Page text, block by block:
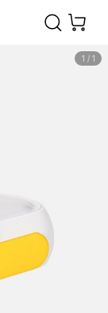
1 / 1